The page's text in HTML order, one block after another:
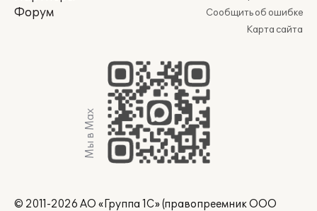
Форум
Сообщить об ошибке
Карта сайта
Мы в Max
© 2011-2026 АО «Группа 1С» (правопреемник ООО